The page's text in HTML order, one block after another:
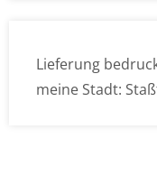
Lieferung
meine Stadt: